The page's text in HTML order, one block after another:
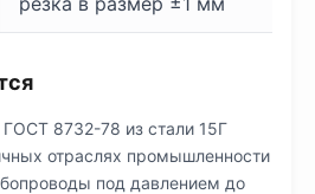
8732-78 из стали 15Г
отраслях промышленности
под давлением до